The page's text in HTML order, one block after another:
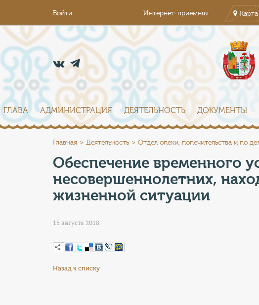
Войти Интернет-приемная Карта
ГЛАВА АДМИНИСТРАЦИЯ ДЕЯТЕЛЬНОСТЬ ДОКУМЕНТЫ
Главная Деятельность Отдел опеки, попечительства и по
Обеспечение временного
несовершеннолетних,
жизненной ситуации
15 августа 2018
Назад к списку